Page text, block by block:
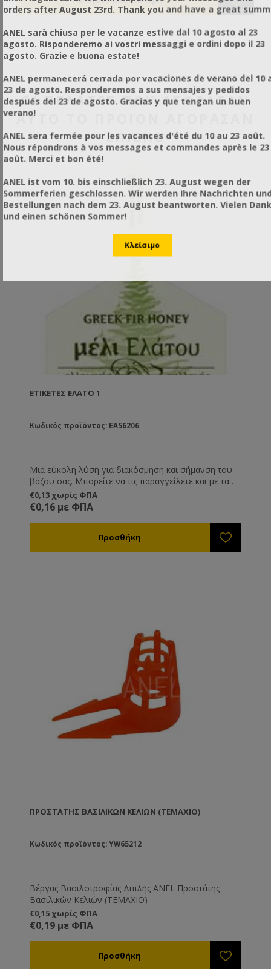
ΟΙ ΠΕΛΆΤΕΣ ΠΟΥ ΑΓΌΡΑΣΑΝ
ΑΥΤΌ ΤΟ ΠΡΟΪΌΝ ΑΓΌΡΑΣΑΝ
ΕΠΊΣΗΣ
ΕΤΙΚΈΤΕΣ ΈΛΑΤΟ 1
Κωδικός προϊόντος: EA56206
Μια εύκολη λύση για διακόσμηση και σήμανση του
βάζου σας. Μπορείτε να τις παραγγείλετε και με τα
στοιχεία σας εκτυπωμένα, καθώς και ημερομηνία
παραγωγής, λήξης και καθαρό βάρος.
€0,13 χωρίς ΦΠΑ
€0,16 με ΦΠΑ
ΠΡΟΣΤΆΤΗΣ ΒΑΣΙΛΙΚΏΝ ΚΕΛΙΏΝ (ΤΕΜΑΧΙΟ)
Κωδικός προϊόντος: YW65212
Βέργας Βασιλοτροφίας Διπλής ANEL Προστάτης
Βασιλικών Κελιών (ΤΕΜΑΧΙΟ)
€0,15 χωρίς ΦΠΑ
€0,19 με ΦΠΑ
orders after August 23rd. Thank you and have a great
ANEL sarà chiusa per le vacanze estive dal 10 agosto al 23
agosto. Risponderemo ai vostri messaggi e ordini dopo il 23
agosto. Grazie e buona estate!
ANEL permanecerá cerrada por vacaciones de verano del 10
23 de agosto. Responderemos a sus mensajes y pedidos
después del 23 de agosto. Gracias y que tengan un buen
verano!
ANEL sera fermée pour les vacances d'été du 10 au 23 août.
Nous répondrons à vos messages et commandes après le 23
août. Merci et bon été!
ANEL ist vom 10. bis einschließlich 23. August wegen der
Sommerferien geschlossen. Wir werden Ihre Nachrichten
Bestellungen nach dem 23. August beantworten. Vielen Dank
und einen schönen Sommer!